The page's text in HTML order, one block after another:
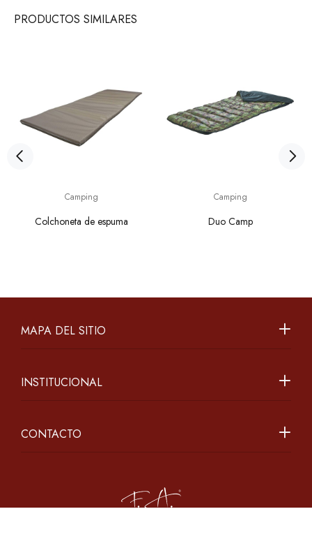
PRODUCTOS SIMILARES
Camping
Colchoneta de espuma
Camping
Duo Camp
MAPA DEL SITIO
INSTITUCIONAL
CONTACTO